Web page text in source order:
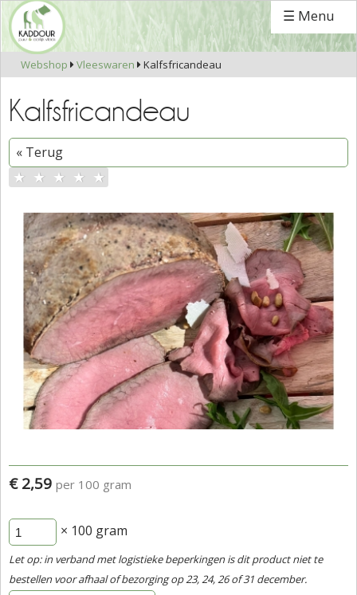
☰ Menu
Webshop  Vleeswaren  Kalfsfricandeau
Kalfsfricandeau
« Terug
★ ★ ★ ★ ★
€ 2,59 per 100 gram
× 100 gram
Let op: in verband met logistieke beperkingen is dit product niet te
bestellen voor afhaal of bezorging op 23, 24, 26 of 31 december.